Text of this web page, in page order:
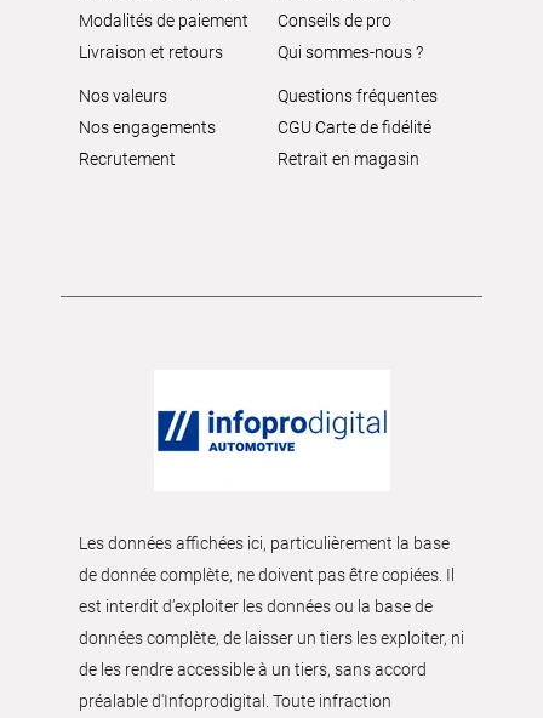
Modalités de paiement
Livraison et retours
Conseils de pro
Qui sommes-nous ?
Nos valeurs
Nos engagements
Recrutement
Questions fréquentes
CGU Carte de fidélité
Retrait en magasin
Les données affichées ici, particulièrement la base
de donnée complète, ne doivent pas être copiées. Il
est interdit d’exploiter les données ou la base de
données complète, de laisser un tiers les exploiter, ni
de les rendre accessible à un tiers, sans accord
préalable d'Infoprodigital. Toute infraction